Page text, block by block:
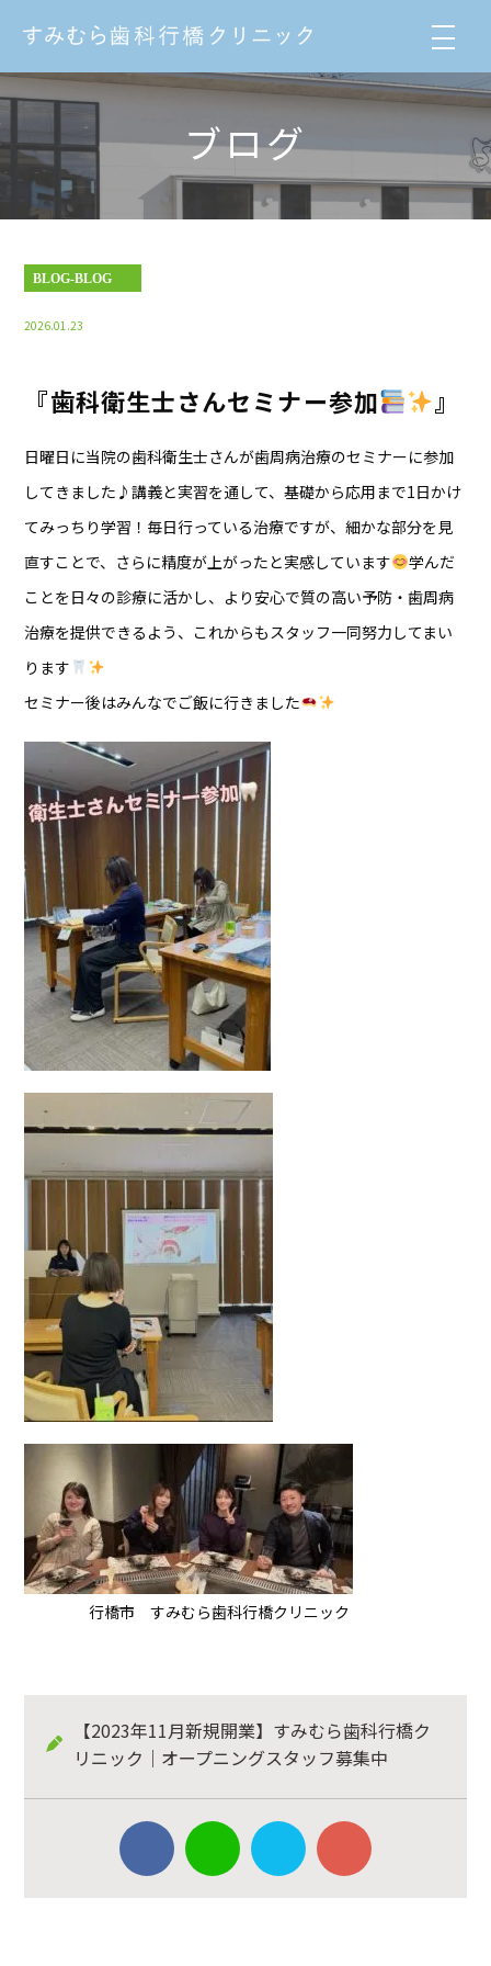
ブログ
BLOG-BLOG
2026.01.23
『歯科衛生士さんセミナー参加 』
日曜日に当院の歯科衛生士さんが歯周病治療のセミナーに参加
してきました♪講義と実習を通して、基礎から応用まで1日かけ
てみっちり学習！毎日行っている治療ですが、細かな部分を見
直すことで、さらに精度が上がったと実感しています
学んだ
ことを日々の診療に活かし、より安心で質の高い予防・歯周病
治療を提供できるよう、これからもスタッフ一同努力してまい
ります
セミナー後はみんなでご飯に行きました
行橋市 すみむら歯科行橋クリニック
【2023年11月新規開業】すみむら歯科行橋ク
リニック｜オープニングスタッフ募集中